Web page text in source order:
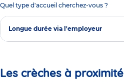
Quel type d'accueil cherchez-vous ?
Longue durée via l'employeur
Les crèches à proximité